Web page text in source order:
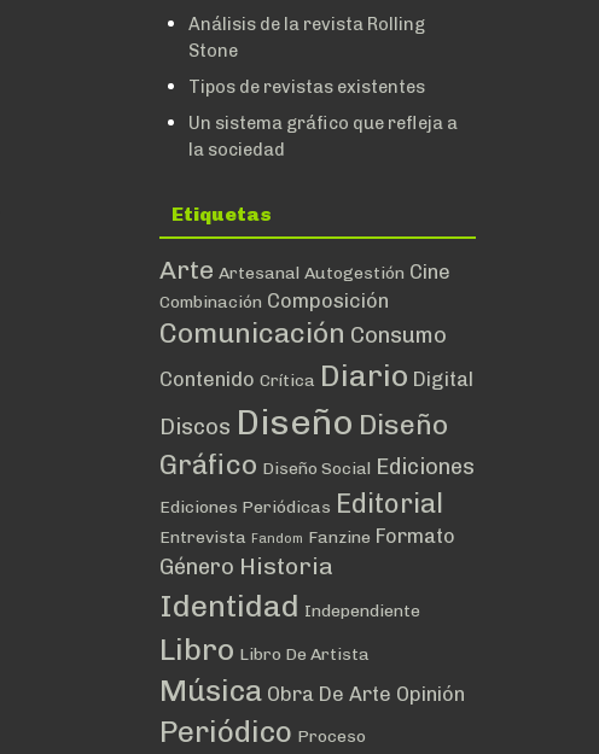
Análisis de la revista Rolling
Stone
Tipos de revistas existentes
Un sistema gráfico que refleja a
la sociedad
Etiquetas
Arte Artesanal Autogestión Cine
Combinación Composición
Comunicación Consumo
Contenido Crítica Diario Digital
Discos Diseño Diseño
Gráfico Diseño Social Ediciones
Ediciones Periódicas Editorial
Entrevista Fandom Fanzine Formato
Género Historia
Identidad Independiente
Libro Libro De Artista
Música Obra De Arte Opinión
Periódico Proceso